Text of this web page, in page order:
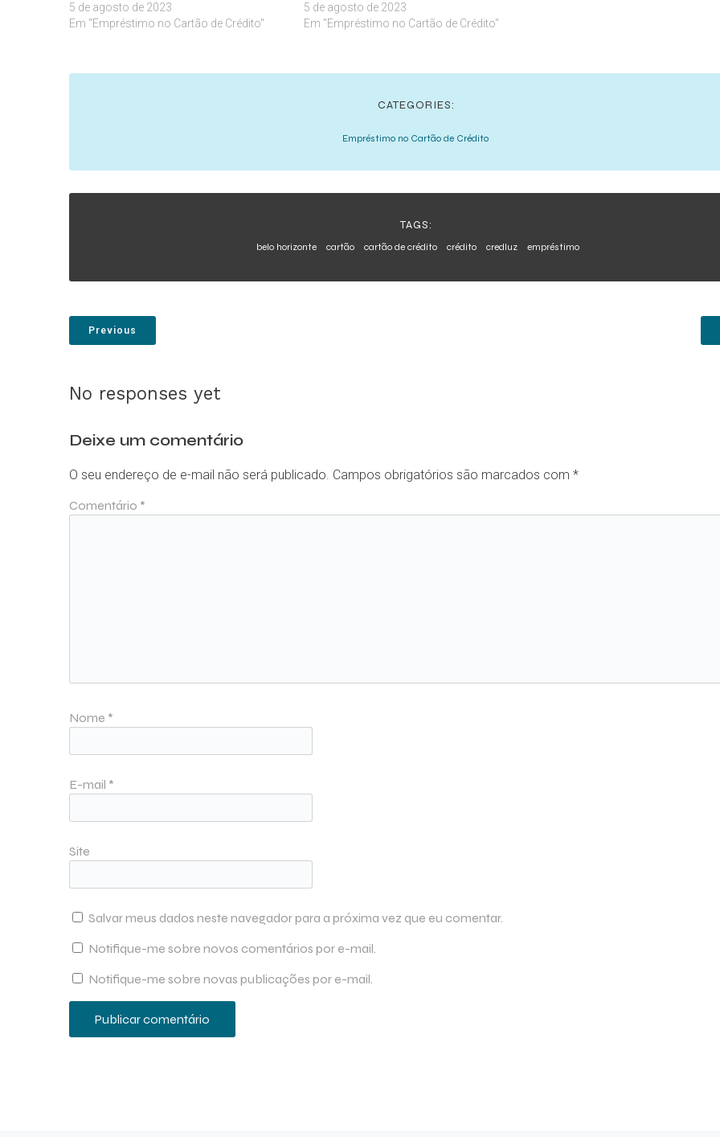
5 de agosto de 2023
Em "Empréstimo no Cartão de Crédito"
5 de agosto de 2023
Em "Empréstimo no Cartão de Crédito"
CATEGORIES:
Empréstimo no Cartão de Crédito
TAGS:
belo horizonte cartão cartão de crédito crédito credluz empréstimo
Previous
No responses yet
Deixe um comentário
O seu endereço de e-mail não será publicado. Campos obrigatórios são marcados com *
Comentário *
Nome *
E-mail *
Site
Salvar meus dados neste navegador para a próxima vez que eu comentar.
Notifique-me sobre novos comentários por e-mail.
Notifique-me sobre novas publicações por e-mail.